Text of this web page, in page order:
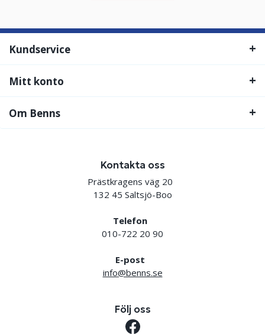
Kundservice
Mitt konto
Om Benns
Kontakta oss
Prästkragens väg 20
132 45 Saltsjö-Boo
Telefon
010-722 20 90
E-post
info@benns.se
Följ oss